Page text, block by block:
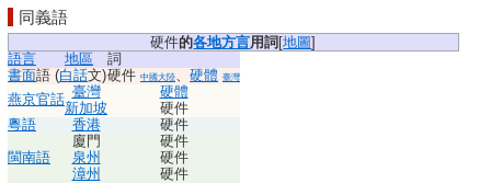
同義語
硬件的各地方言用詞 [地圖]
語言 地區
詞
書面語 (白話文)硬件 中國大陸、 硬體 臺灣
燕京官話 臺灣
硬體
新加坡
硬件
粵語
香港 硬件
閩南語
廈門
硬件
泉州
硬件
漳州
硬件